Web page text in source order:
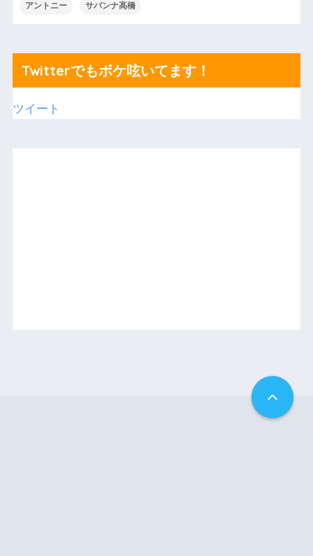
アントニー サバンナ高橋
Twitterでもボケ呟いてます！
ツイート